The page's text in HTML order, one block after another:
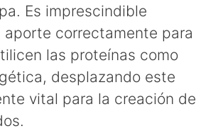
Es imprescindible
aporte correctamente para
las proteínas como
desplazando este
vital para la creación de